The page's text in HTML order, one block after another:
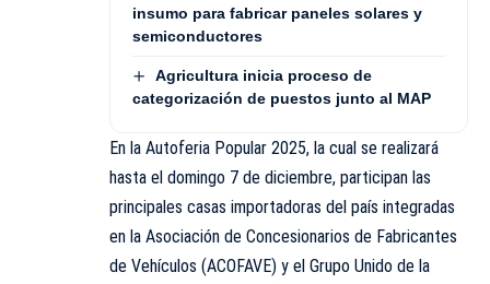
insumo para fabricar paneles solares y
semiconductores
Agricultura inicia proceso de
categorización de puestos junto al MAP
En la Autoferia Popular 2025, la cual se realizará
hasta el domingo 7 de diciembre, participan las
principales casas importadoras del país integradas
en la Asociación de Concesionarios de Fabricantes
de Vehículos (ACOFAVE) y el Grupo Unido de la